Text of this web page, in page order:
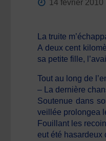
14 février 2010
La truite
A deux cent
sa petite fille,
Tout au long de
– La dernière
Soutenue dans
veillée prolongea
Fouillant les
eut été hasardeux